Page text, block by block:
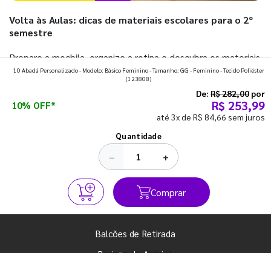
Volta às Aulas: dicas de materiais escolares para o 2º
semestre
Prepare a mochila, organize a rotina e descubra os materiais
que fazem toda diferença para começar o segundo
10 Abadá Personalizado - Modelo: Básico Feminino - Tamanho: GG - Feminino - Tecido Poliéster
(123808)
10% OFF*
De: R$ 282,00 por
R$ 253,99
até 3x de R$ 84,66 sem juros
Quantidade
− +
Comprar
Balcões de Retirada